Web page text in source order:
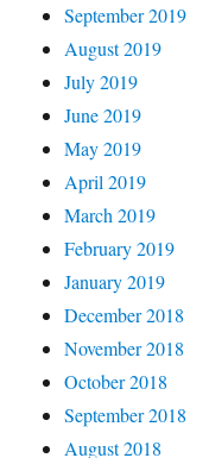
September 2019
August 2019
July 2019
June 2019
May 2019
April 2019
March 2019
February 2019
January 2019
December 2018
November 2018
October 2018
September 2018
August 2018